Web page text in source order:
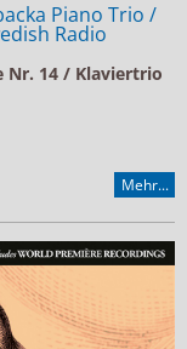
Piano Trio /
Radio
Nr. 14 / Klaviertrio
Mehr...